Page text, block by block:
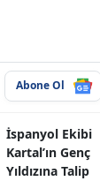
Abone Ol
İspanyol Ekibi
Kartal’ın Genç
Yıldızına Talip